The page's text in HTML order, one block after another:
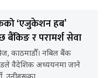
‘एजुकेशन हब’
बैंकिङ र परामर्श सेवा
काठमाडौँ। नबिल बैंक
वैदेशिक अध्ययनमा जाने